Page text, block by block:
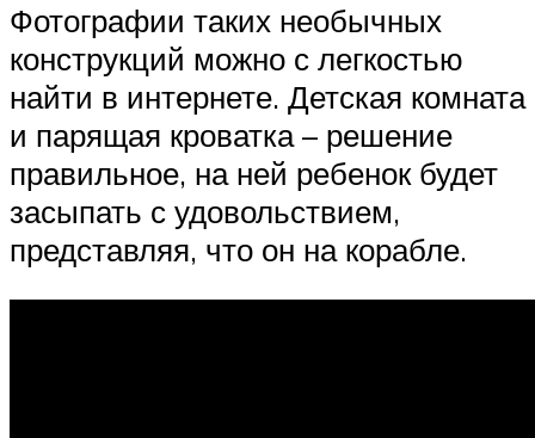
Фотографии таких необычных
конструкций можно с легкостью
найти в интернете. Детская комната
и парящая кроватка – решение
правильное, на ней ребенок будет
засыпать с удовольствием,
представляя, что он на корабле.